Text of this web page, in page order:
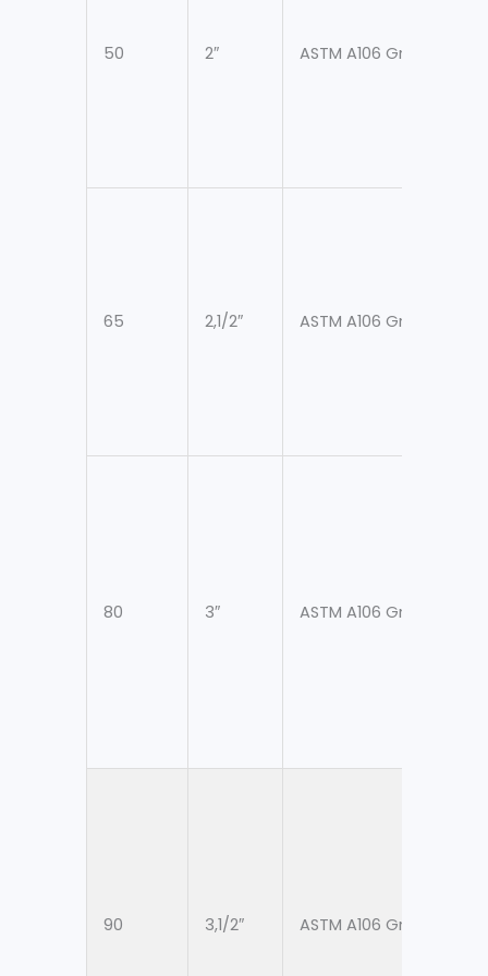
50 2″ ASTM A106 Gr. B
65 2,1/2″ ASTM A106 Gr. B
80 3″ ASTM A106 Gr. B
90 3,1/2″ ASTM A106 Gr. B